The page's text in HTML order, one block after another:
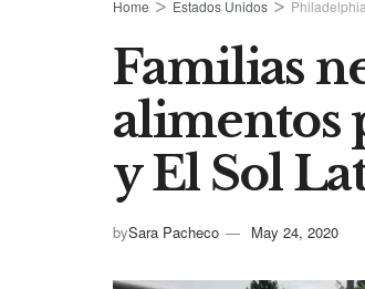
Home Estados Unidos Philadelphia
Familias
alimentos
y El Sol
bySara Pacheco May 24, 2020